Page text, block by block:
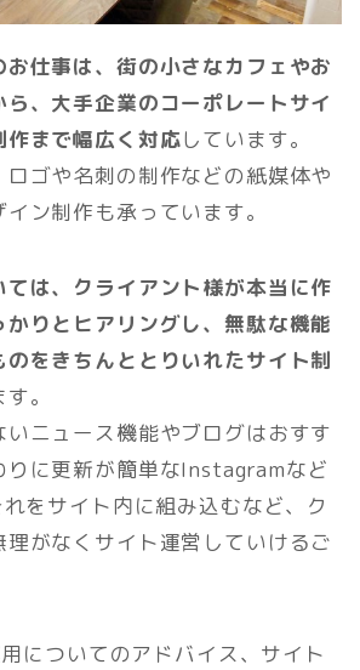
お仕事は、街の小さなカフェやお
、大手企業のコーポレートサイ
作まで幅広く対応しています。
ロゴや名刺の制作などの紙媒体や
ン制作も承っています。
は、クライアント様が本当に作
かりとヒアリングし、無駄な機能
をきちんととりいれたサイト制
。
ニュース機能やブログはおすす
りに更新が簡単なInstagramなど
をサイト内に組み込むなど、ク
理がなくサイト運営していけるご
についてのアドバイス、サイト